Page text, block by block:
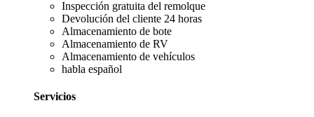
Inspección gratuita del remolque
Devolución del cliente 24 horas
Almacenamiento de bote
Almacenamiento de RV
Almacenamiento de vehículos
habla español
Servicios